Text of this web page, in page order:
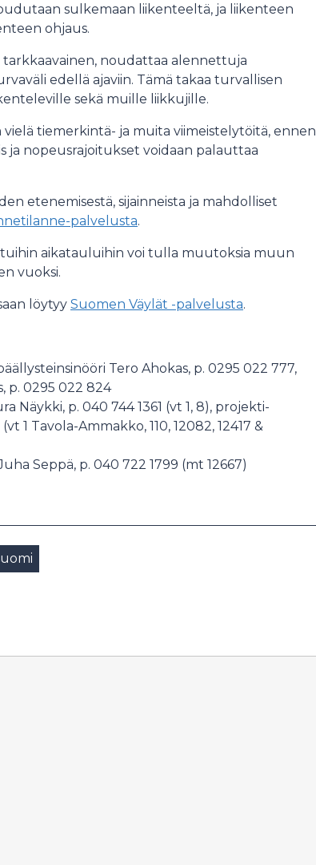
sulkemaan liikenteeltä, ja liikenteen
ohjaus.
tarkkaavainen, noudattaa alennettuja
edellä ajaviin. Tämä takaa turvallisen
sekä muille liikkujille.
tiemerkintä- ja muita viimeistelytöitä, ennen
ja nopeusrajoitukset voidaan palauttaa
etenemisestä, sijainneista ja mahdolliset
palvelusta.
aikatauluihin voi tulla muutoksia muun
vuoksi.
löytyy Suomen Väylät -palvelusta.
Tero Ahokas, p. 0295 022 777,
p. 0295 022 824
Näykki, p. 040 744 1361 (vt 1, 8), projekti-
1 Tavola-Ammakko, 110, 12082, 12417 &
Seppä, p. 040 722 1799 (mt 12667)